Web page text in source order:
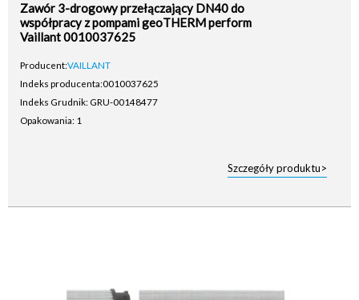
Zawór 3-drogowy przełączający DN40 do
współpracy z pompami geoTHERM perform
Vaillant 0010037625
Producent:VAILLANT
Indeks producenta:0010037625
Indeks Grudnik: GRU-00148477
Opakowania: 1
Szczegóły produktu>